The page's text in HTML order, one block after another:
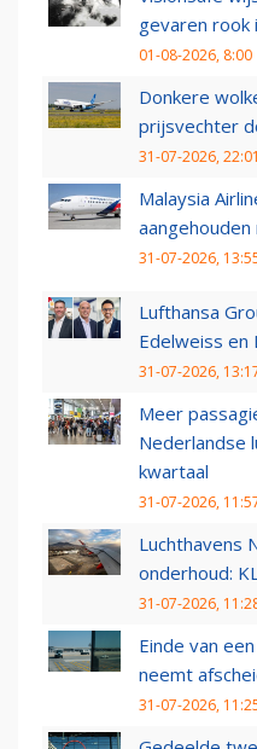
gevaren rook
01-08-2026, 8:00
Donkere
prijsvechter
31-07-2026, 22:01
Malaysia
31-07-2026,
Lufthansa
Edelweiss en
31-07-2026,
Meer
Nederlandse
kwartaal
31-07-2026,
Luchthavens
onderhoud:
31-07-2026,
Einde van
neemt
31-07-2026,